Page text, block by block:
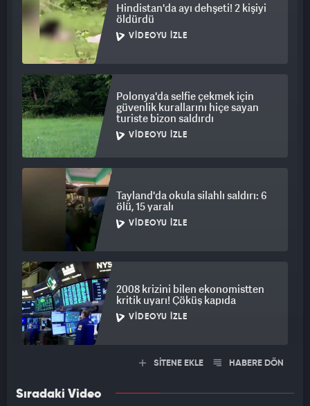
Hindistan'da ayı dehşeti! 2 kişiyi
öldürdü
VIDEOYU İZLE
Polonya'da selfie çekmek için
güvenlik kurallarını hiçe sayan
turiste bizon saldırdı
VIDEOYU İZLE
Tayland'da okula silahlı saldırı: 6
ölü, 15 yaralı
VIDEOYU İZLE
2008 krizini bilen ekonomistten
kritik uyarı! Çöküş kapıda
VIDEOYU İZLE
SİTENE EKLE HABERE DÖN
Sıradaki Video